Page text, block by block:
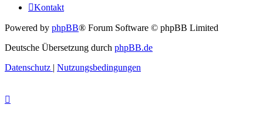
Kontakt
Powered by phpBB® Forum Software © phpBB Limited
Deutsche Übersetzung durch phpBB.de
Datenschutz | Nutzungsbedingungen